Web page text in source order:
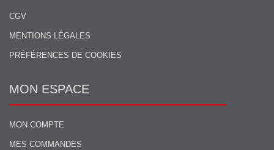
CGV
MENTIONS LÉGALES
PRÉFÉRENCES DE COOKIES
MON ESPACE
MON COMPTE
MES COMMANDES